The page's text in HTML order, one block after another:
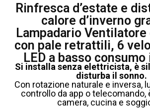
Rinfresca d’estate e
calore d’inverno
Lampadario
con pale retrattili, 6
LED a basso
Si installa senza elettricista, è
disturba il sonno.
Con rotazione naturale e inversa,
controllo da app o telecomando,
camera, cucina e